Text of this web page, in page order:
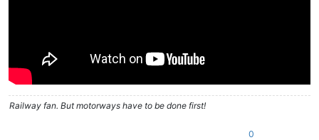
Railway fan. But motorways have to be done first!
0